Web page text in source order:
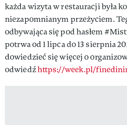
każda wizyta w restauracji była
niezapomnianym przeżyciem.
odbywająca się pod hasłem
potrwa od 1 lipca do 13 sierpnia
dowiedzieć się więcej o
odwiedźhttps://week.pl/